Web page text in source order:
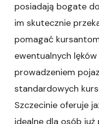
posiadają bogate
im skutecznie
pomagać
ewentualnych
prowadzeniem
standardowych
Szczecinie oferuje